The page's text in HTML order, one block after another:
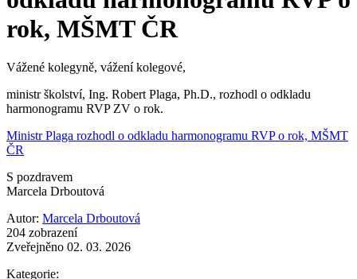
rok, MŠMT ČR
Vážené kolegyně, vážení kolegové,
ministr školství, Ing. Robert Plaga, Ph.D., rozhodl o odkladu
harmonogramu RVP ZV o rok.
Ministr Plaga rozhodl o odkladu harmonogramu RVP o rok, MŠMT
ČR
S pozdravem
Marcela Drboutová
Autor: Marcela Drboutová
204 zobrazení
Zveřejněno 02. 03. 2026
Kategorie: